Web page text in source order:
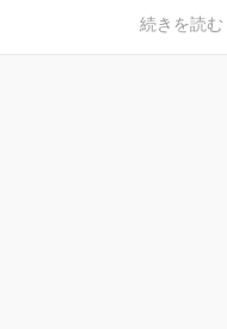
続きを読む